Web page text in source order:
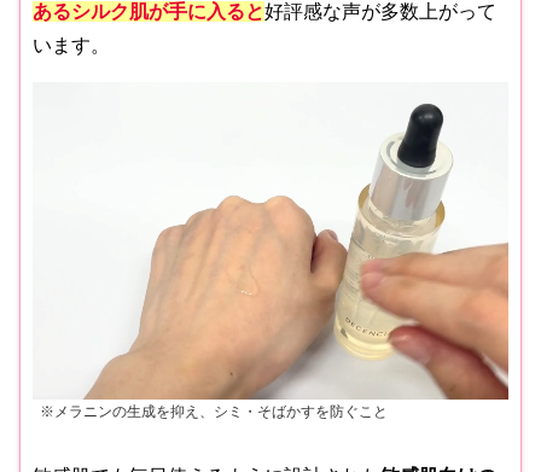
あるシルク肌が手に入ると好評感な声が多数上がって
います。
※メラニンの生成を抑え、シミ・そばかすを防ぐこと